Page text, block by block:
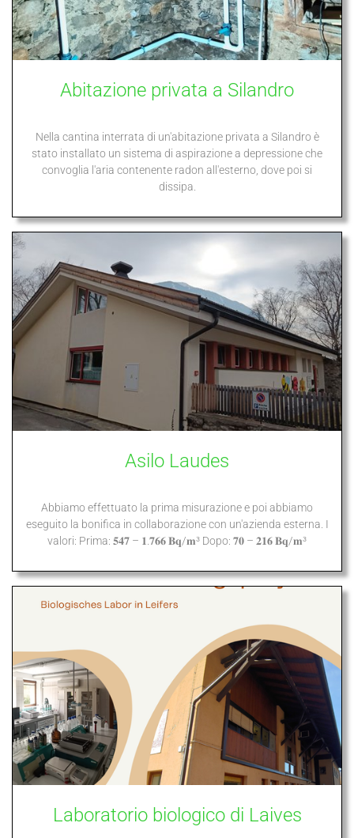
Abitazione privata a Silandro
Nella cantina interrata di un'abitazione privata a Silandro è
stato installato un sistema di aspirazione a depressione che
convoglia l'aria contenente radon all'esterno, dove poi si
dissipa.
Asilo Laudes
Abbiamo effettuato la prima misurazione e poi abbiamo
eseguito la bonifica in collaborazione con un'azienda esterna. I
valori: Prima: 𝟓𝟒𝟕 – 𝟏.𝟕𝟔𝟔 𝐁𝐪/𝐦³ Dopo: 𝟕𝟎 – 𝟐𝟏𝟔 𝐁𝐪/𝐦³
Laboratorio biologico di Laives